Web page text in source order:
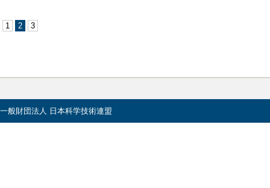
1 2 3
一般財団法人 日本科学技術連盟